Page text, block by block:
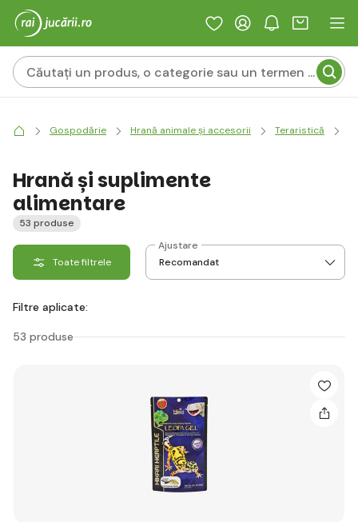
Gospodărie Hrană animale și accesorii Teraristică
Hrană și suplimente
alimentare
53 produse
Toate filtrele
Ajustare
Filtre aplicate:
53 produse